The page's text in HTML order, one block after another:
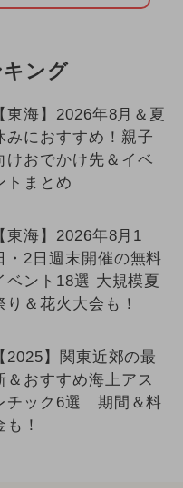
キング
【東海】2026年8月＆夏
みにおすすめ！親子
けおでかけ先＆イベ
トまとめ
【東海】2026年8月1
・2日週末開催の無料
ベント18選 大規模夏
り＆花火大会も！
【2025】関東近郊の最
＆おすすめ海上アス
チック6選 期間＆料
も！